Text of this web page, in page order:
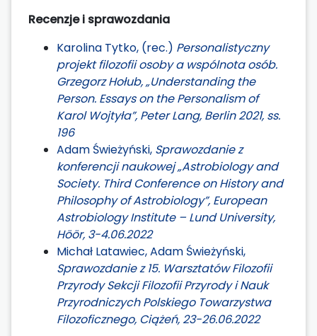
Recenzje i sprawozdania
Karolina Tytko, (rec.) Personalistyczny
projekt filozofii osoby a wspólnota osób.
Grzegorz Hołub, „Understanding the
Person. Essays on the Personalism of
Karol Wojtyła”, Peter Lang, Berlin 2021, ss.
196
Adam Świeżyński, Sprawozdanie z
konferencji naukowej „Astrobiology and
Society. Third Conference on History and
Philosophy of Astrobiology”, European
Astrobiology Institute – Lund University,
Höör, 3-4.06.2022
Michał Latawiec, Adam Świeżyński,
Sprawozdanie z 15. Warsztatów Filozofii
Przyrody Sekcji Filozofii Przyrody i Nauk
Przyrodniczych Polskiego Towarzystwa
Filozoficznego, Ciążeń, 23-26.06.2022